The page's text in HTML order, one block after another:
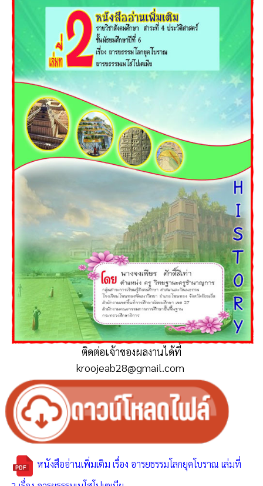
ติดต่อเจ้าของผลงานได้ที่
kroojeab28@gmail.com
หนังสืออ่านเพิ่มเติม เรื่อง อารยธรรมโลกยุคโบราณ เล่มที่